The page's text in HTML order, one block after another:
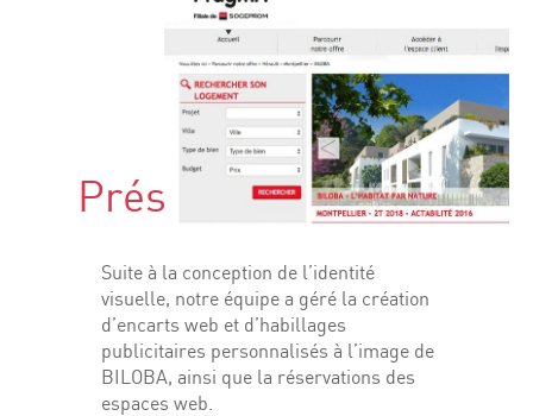
Présence web
Suite à la conception de l’identité
visuelle, notre équipe a géré la création
d’encarts web et d’habillages
publicitaires personnalisés à l’image de
BILOBA, ainsi que la réservations des
espaces web.